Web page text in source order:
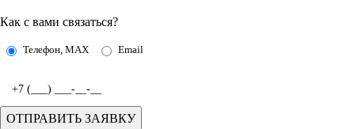
Как с вами связаться?
Телефон, MAX Email